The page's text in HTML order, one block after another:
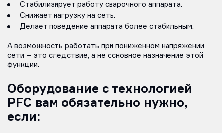
Стабилизирует работу сварочного аппарата.
Снижает нагрузку на сеть.
Делает поведение аппарата более стабильным.
А возможность работать при пониженном напряжении
сети – это следствие, а не основное назначение этой
функции.
Оборудование с технологией
PFC вам обязательно нужно,
если: